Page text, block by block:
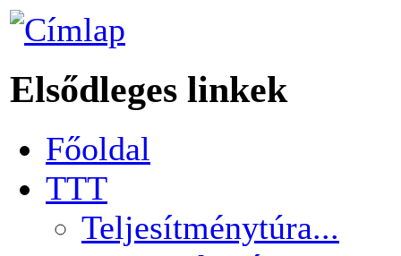
Elsődleges linkek
Főoldal
TTT
Teljesítménytúra...